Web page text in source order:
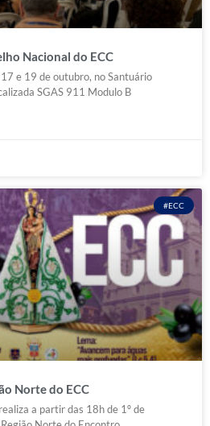
Nacional do ECC
e 19 de outubro, no Santuário
SGAS 911 Modulo B
#ECC
Norte do ECC
a partir das 18h de 1º de